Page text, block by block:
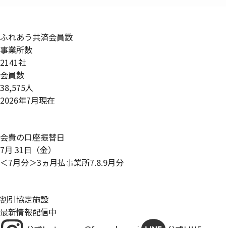
ふれあう共済会員数
事業所数
2141社
会員数
38,575人
2026年7月現在
会費の口座振替日
7月 31日（金）
＜7月分＞3ヵ月払事業所7.8.9月分
割引協定施設
最新情報配信中